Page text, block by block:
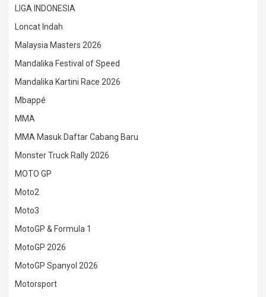
LIGA INDONESIA
Loncat Indah
Malaysia Masters 2026
Mandalika Festival of Speed
Mandalika Kartini Race 2026
Mbappé
MMA
MMA Masuk Daftar Cabang Baru
Monster Truck Rally 2026
MOTO GP
Moto2
Moto3
MotoGP & Formula 1
MotoGP 2026
MotoGP Spanyol 2026
Motorsport